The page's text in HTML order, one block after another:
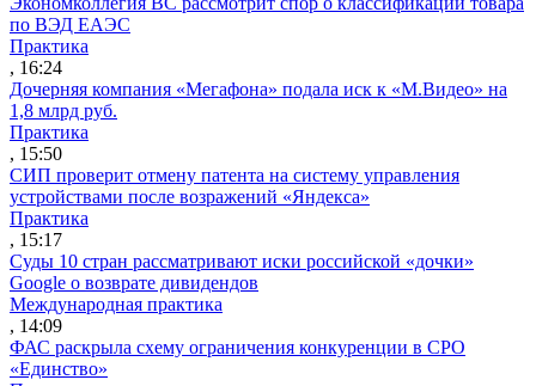
по ВЭД ЕАЭС
Практика
, 16:24
Дочерняя компания «Мегафона» подала иск к «М.Видео» на
1,8 млрд руб.
Практика
, 15:50
СИП проверит отмену патента на систему управления
устройствами после возражений «Яндекса»
Практика
, 15:17
Суды 10 стран рассматривают иски российской «дочки»
Google о возврате дивидендов
Международная практика
, 14:09
ФАС раскрыла схему ограничения конкуренции в СРО
«Единство»